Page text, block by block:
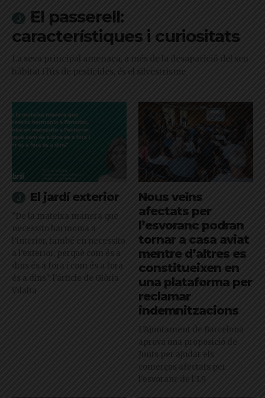
El passerell:
característiques i curiositats
La seva principal amenaça, a més de la desaparició del seu
hàbitat i l'ús de pesticides, és el silvestrisme
El jardí exterior
"De la mateixa manera que
necessito harmonia a
l’interior, també en necessito
a l’exterior, perquè com és a
dins és a fora i com és a fora
és a dins": l'article de Glòria
Vilalta
Nous veïns
afectats per
l’esvoranc podran
tornar a casa aviat
mentre d’altres es
constitueixen en
una plataforma per
reclamar
indemnitzacions
L’Ajuntament de Barcelona
aprova una proposició de
Junts per ajudar els
comerços afectats per
l'esvoranc de l'L9